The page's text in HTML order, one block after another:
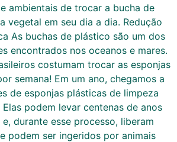
ambientais de trocar a bucha de
vegetal em seu dia a dia. Redução
As buchas de plástico são um dos
encontrados nos oceanos e mares.
costumam trocar as esponjas
semana! Em um ano, chegamos a
de esponjas plásticas de limpeza
podem levar centenas de anos
durante esse processo, liberam
podem ser ingeridos por animais